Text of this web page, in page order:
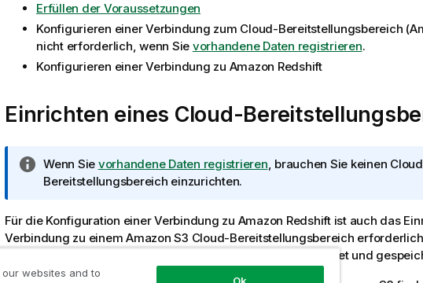
Erfüllen der Voraussetzungen
Konfigurieren einer Verbindung zum Cloud-Bereitstellungsbereich
nicht erforderlich, wenn Sie vorhandene Daten registrieren.
Konfigurieren einer Verbindung zu Amazon Redshift
Einrichten eines Cloud-
I
n
o
r
m
a
Wenn Sie vorhandene Daten registrieren , brauchen Sie keinen
Bereitstellungsbereich einzurichten.
Für die Konfiguration einer Verbindung zu Amazon Redshiftist auch das
Verbindung zu einem Amazon S3 Cloud-Bereitstellungsbereich
und Änderungen bereitgestellt werden, bevor sie angewendet und
websites and to